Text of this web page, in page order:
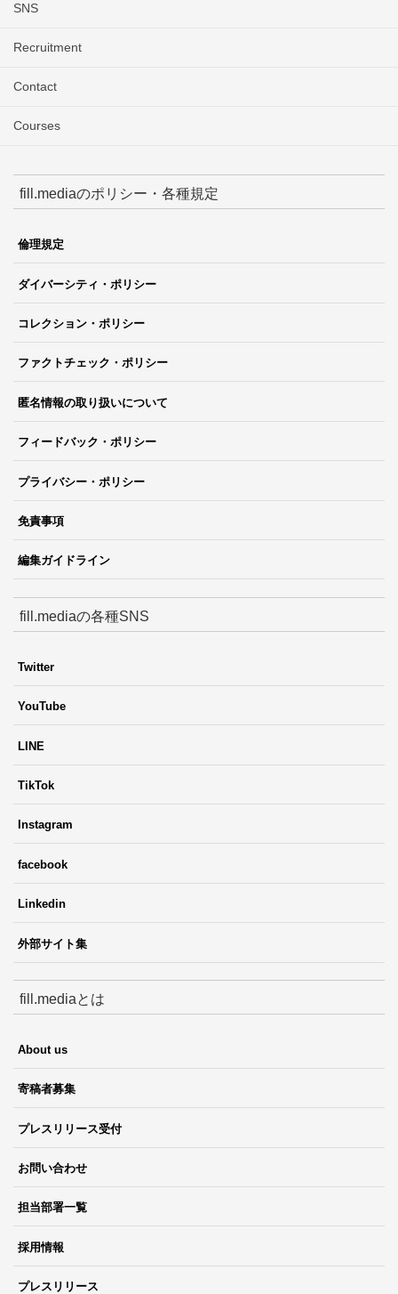
SNS
Recruitment
Contact
Courses
fill.mediaのポリシー・各種規定
倫理規定
ダイバーシティ・ポリシー
コレクション・ポリシー
ファクトチェック・ポリシー
匿名情報の取り扱いについて
フィードバック・ポリシー
プライバシー・ポリシー
免責事項
編集ガイドライン
fill.mediaの各種SNS
Twitter
YouTube
LINE
TikTok
Instagram
facebook
Linkedin
外部サイト集
fill.mediaとは
About us
寄稿者募集
プレスリリース受付
お問い合わせ
担当部署一覧
採用情報
プレスリリース